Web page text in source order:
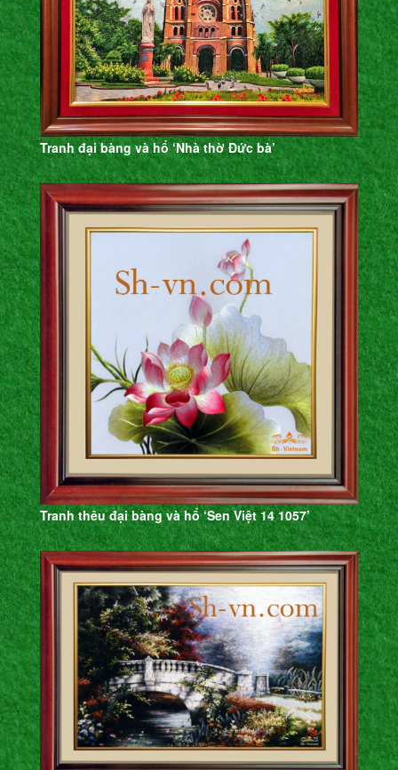
Tranh đại bàng và hổ ‘Nhà thờ Đức bà’
Tranh thêu đại bàng và hổ ‘Sen Việt 14 1057’